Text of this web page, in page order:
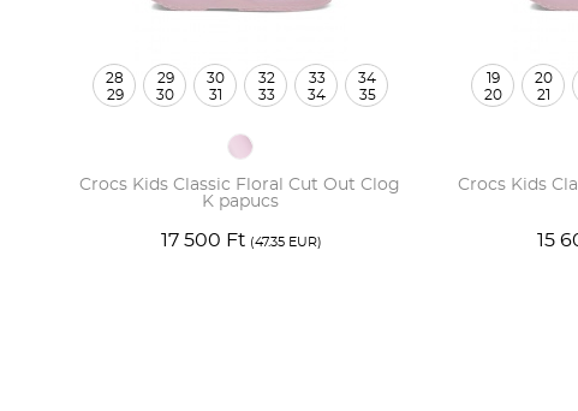
Crocs Kids Classic Floral Cut Out Clog
K papucs
17 500 Ft (47.35 EUR)
28
29
29
30
30
31
32
33
33
34
34
35
Crocs Kids
15
19
20
20
21